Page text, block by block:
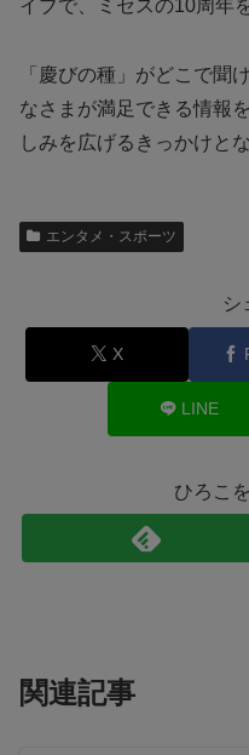
イブで、ミセスの10周年
「慶びの種」がどこで聞
なさまが満足できる情報
しみを広げるきっかけと
エンタメ・スポーツ
シ
X
LINE
ひろこ
関連記事